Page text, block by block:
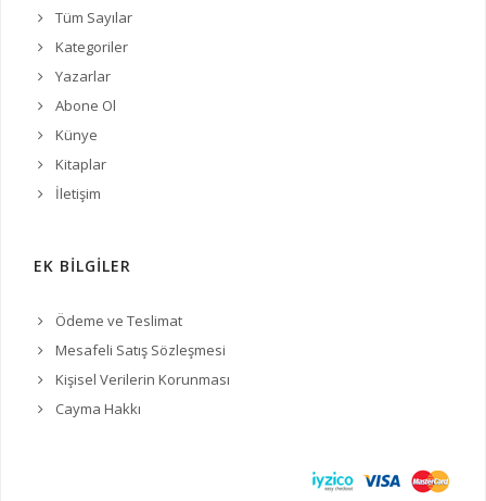
Tüm Sayılar
Kategoriler
Yazarlar
Abone Ol
Künye
Kitaplar
İletişim
EK BİLGİLER
Ödeme ve Teslimat
Mesafeli Satış Sözleşmesi
Kişisel Verilerin Korunması
Cayma Hakkı